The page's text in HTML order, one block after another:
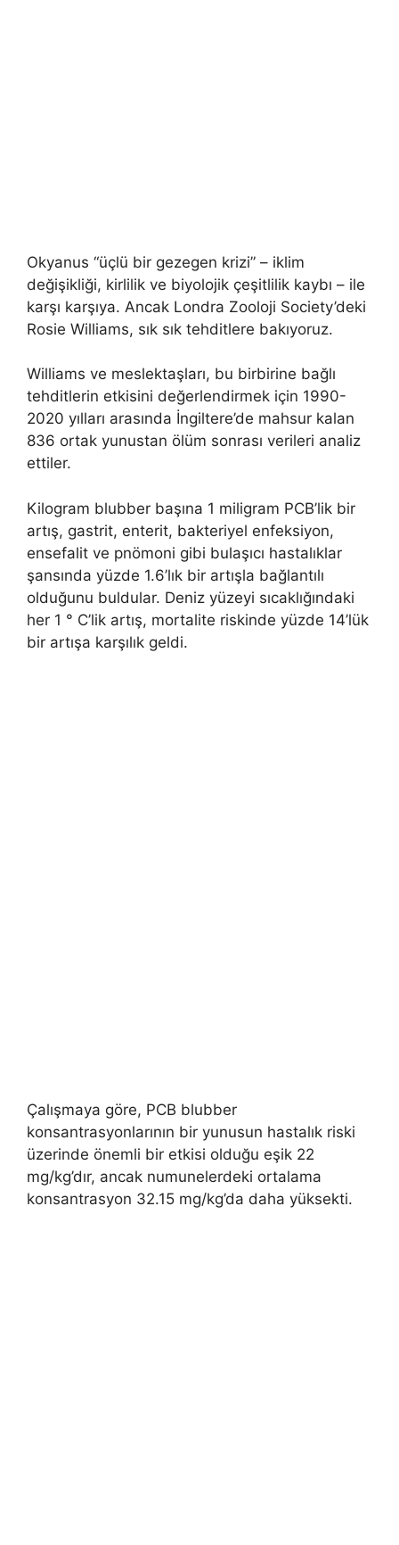
Okyanus “üçlü bir gezegen krizi” – iklim
değişikliği, kirlilik ve biyolojik çeşitlilik kaybı – ile
karşı karşıya. Ancak Londra Zooloji Society’deki
Rosie Williams, sık sık tehditlere bakıyoruz.
Williams ve meslektaşları, bu birbirine bağlı
tehditlerin etkisini değerlendirmek için 1990-
2020 yılları arasında İngiltere’de mahsur kalan
836 ortak yunustan ölüm sonrası verileri analiz
ettiler.
Kilogram blubber başına 1 miligram PCB’lik bir
artış, gastrit, enterit, bakteriyel enfeksiyon,
ensefalit ve pnömoni gibi bulaşıcı hastalıklar
şansında yüzde 1.6’lık bir artışla bağlantılı
olduğunu buldular. Deniz yüzeyi sıcaklığındaki
her 1 ° C’lik artış, mortalite riskinde yüzde 14’lük
bir artışa karşılık geldi.
Çalışmaya göre, PCB blubber
konsantrasyonlarının bir yunusun hastalık riski
üzerinde önemli bir etkisi olduğu eşik 22
mg/kg’dır, ancak numunelerdeki ortalama
konsantrasyon 32.15 mg/kg’da daha yüksekti.